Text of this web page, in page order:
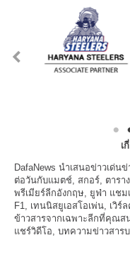
เ
DafaNews นำเสนอข่าวเด่น
ต่อวันกับแมตช์, สกอร์, ตารา
พรีเมียร์ลีกอังกฤษ, ยูฟ่า แชม
F1, เทนนิสยูเอสโอเพ่น, เวิ
ข้าวสารจากเฉพาะลีกที่คุณส
แชร์วิดีโอ, บทความข่าวสาร